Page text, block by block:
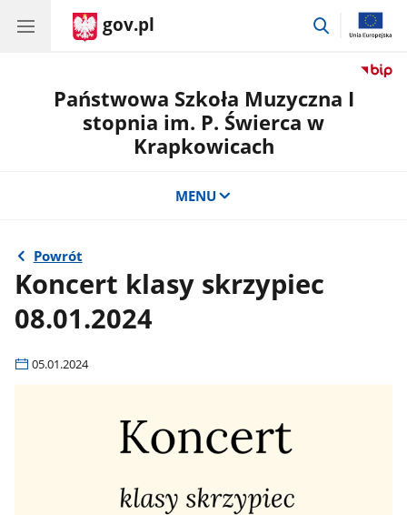
gov.pl
przejdź
Państwowa Szkoła Muzyczna I
stopnia im. P. Świerca w
Krapkowicach
MENU
Powrót
Koncert klasy skrzypiec
08.01.2024
05.01.2024